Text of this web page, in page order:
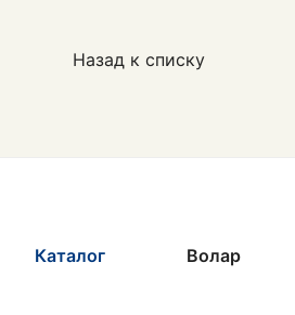
Назад к списку
Каталог Волар